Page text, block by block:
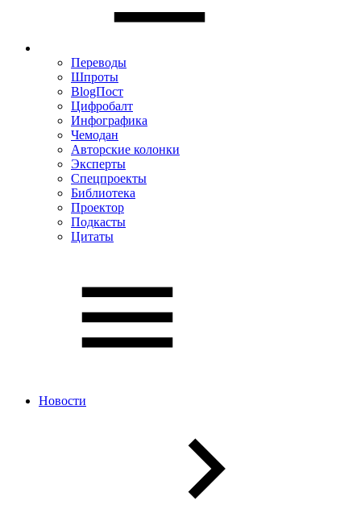
Переводы
Шпроты
BlogПост
Цифробалт
Инфографика
Чемодан
Авторские колонки
Эксперты
Спецпроекты
Библиотека
Проектор
Подкасты
Цитаты
Новости